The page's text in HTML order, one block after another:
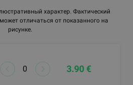
характер. Фактический
отличаться от показанного на
рисунке.
3.90 €